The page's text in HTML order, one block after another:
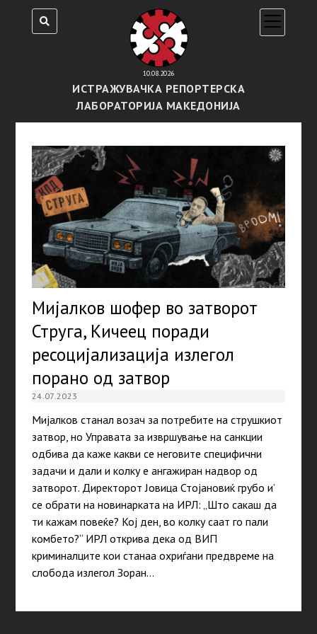
10.08.2026
ИСТРАЖУВАЧКА РЕПОРТЕРСКА
ЛАБОРАТОРИЈА МАКЕДОНИЈА
open
menu
Мијалков шофер во затворот
Струга, Кичеец поради
ресоцијализација излегол
порано од затвор
24.07.2023
Мијалков станал возач за потребите на струшкиот
затвор, но Управата за извршување на санкции
одбива да каже какви се неговите специфични
задачи и дали и колку е ангажиран надвор од
затворот. Директорот Јовица Стојановиќ грубо и’
се обрати на новинарката на ИРЛ: „Што сакаш да
ти кажам повеќе? Кој ден, во колку саат го пали
комбето?“ ИРЛ открива дека од ВИП
криминалците кои станаа охриѓани предвреме на
слобода излегол Зоран…